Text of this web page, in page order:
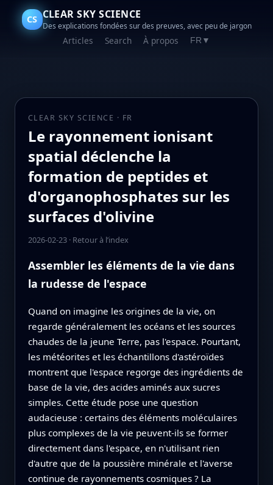
CS CLEAR SKY SCIENCE
Des explications fondées sur des preuves, avec peu de jargon
Articles Search À propos FR ▼
CLEAR SKY SCIENCE · FR
Le rayonnement ionisant
spatial déclenche la
formation de peptides et
d'organophosphates sur les
surfaces d'olivine
2026-02-23· Retour à l’index
Assembler les éléments de la vie dans
la rudesse de l'espace
Quand on imagine les origines de la vie, on
regarde généralement les océans et les sources
chaudes de la jeune Terre, pas l'espace. Pourtant,
les météorites et les échantillons d'astéroïdes
montrent que l'espace regorge des ingrédients de
base de la vie, des acides aminés aux sucres
simples. Cette étude pose une question
audacieuse : certains des éléments moléculaires
plus complexes de la vie peuvent‑ils se former
directement dans l'espace, en n'utilisant rien
d'autre que de la poussière minérale et l'averse
continue de rayonnements cosmiques ? La